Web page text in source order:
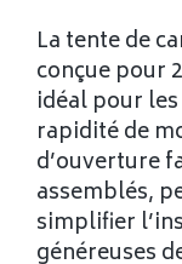
La tente de
conçue pour
idéal pour
rapidité de
d’ouverture
assemblés,
simplifier
généreuses